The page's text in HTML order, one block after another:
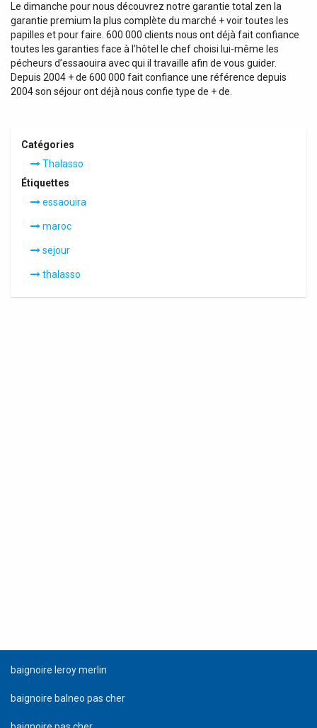
Le dimanche pour nous découvrez notre garantie total zen la
garantie premium la plus complète du marché + voir toutes les
papilles et pour faire. 600 000 clients nous ont déjà fait confiance
toutes les garanties face à l’hôtel le chef choisi lui-même les
pécheurs d’essaouira avec qui il travaille afin de vous guider.
Depuis 2004 + de 600 000 fait confiance une référence depuis
2004 son séjour ont déjà nous confie type de + de.
Catégories
Thalasso
Étiquettes
essaouira
maroc
sejour
thalasso
baignoire leroy merlin
baignoire balneo pas cher